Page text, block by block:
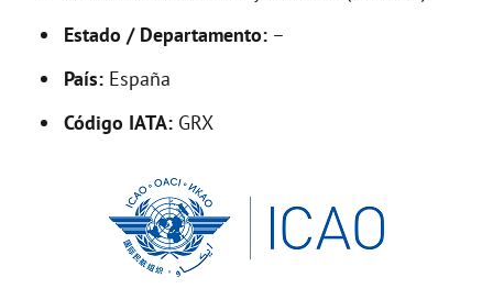
d
Estado / Departamento: –
País: España
Código IATA: GRX